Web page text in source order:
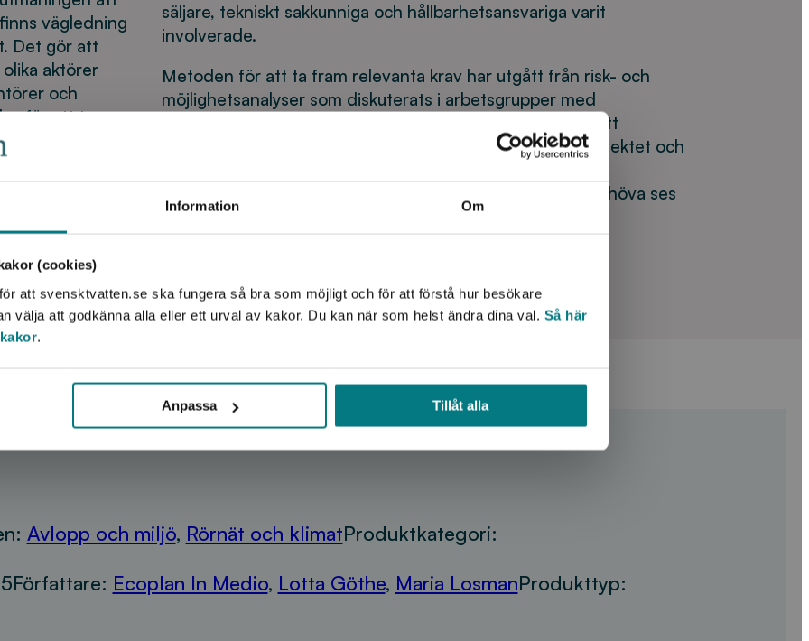
Information Om
(cookies)
att svensktvatten.se ska fungera så bra som möjligt och för att förstå hur besökare
välja att godkänna alla eller ett urval av kakor. Du kan när som helst ändra dina val. Så här
.
Anpassa Tillåt alla
vägledning
Det gör att
aktörer
och
för att ta
som kan
huvudmän har
och
och
säljare, tekniskt sakkunniga och hållbarhetsansvariga varit
involverade.
Metoden för att ta fram relevanta krav har utgått från risk- och
möjlighetsanalyser som diskuterats i arbetsgrupper med
representanter från köparsidan. Möjliga krav och frågor att
använda i upphandlingsunderlag har diskuterats inom projektet och
2024/2025. Vartefter som de används kommer de att behöva ses
över och revideras.
Avlopp och miljö, Rörnät och klimatProduktkategori:
Författare: Ecoplan In Medio, Lotta Göthe, Maria LosmanProdukttyp: